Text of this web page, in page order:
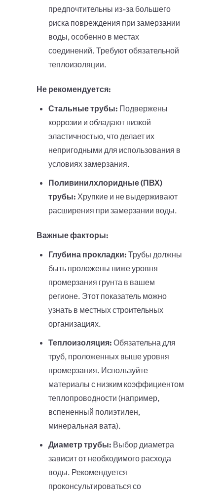
предпочтительны из-за большего
риска повреждения при замерзании
воды, особенно в местах
соединений. Требуют обязательной
теплоизоляции.
Не рекомендуется:
Стальные трубы: Подвержены
коррозии и обладают низкой
эластичностью, что делает их
непригодными для использования в
условиях замерзания.
Поливинилхлоридные (ПВХ)
трубы: Хрупкие и не выдерживают
расширения при замерзании воды.
Важные факторы:
Глубина прокладки: Трубы должны
быть проложены ниже уровня
промерзания грунта в вашем
регионе. Этот показатель можно
узнать в местных строительных
организациях.
Теплоизоляция: Обязательна для
труб, проложенных выше уровня
промерзания. Используйте
материалы с низким коэффициентом
теплопроводности (например,
вспененный полиэтилен,
минеральная вата).
Диаметр трубы: Выбор диаметра
зависит от необходимого расхода
воды. Рекомендуется
проконсультироваться со